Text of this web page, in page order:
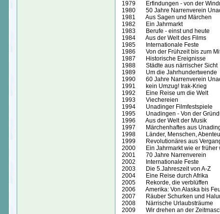
1979 Erfindungen - von der
1980 50 Jahre Narrenverein
1981 Aus Sagen und Märchen
1982 Ein Jahrmarkt
1983 Berufe - einst und heute
1984 Aus der Welt des Films
1985 Internationale Feste
1986 Von der Frühzeit bis zum
1987 Historische Ereignisse
1988 Städte aus närrischer Sicht
1989 Um die Jahrhundertwende
1990 60 Jahre Narrenverein
1991 kein Umzug! Irak-Krieg
1992 Eine Reise um die Welt
1993 Viechereien
1994 Unadinger Filmfestspiele
1995 Unadingen - Von der
1996 Aus der Welt der Musik
1997 Märchenhaftes aus
1998 Länder, Menschen,
1999 Revolutionäres aus
2000 Ein Jahrmarkt wie er früher
2001 70 Jahre Narrenverein
2002 Internationale Feste
2003 Die 5.Jahreszeit von A-Z
2004 Eine Reise durch Afrika
2005 Rekorde, die verblüffen
2006 Amerika: Von Alaska bis
2007 Räuber Schurken und
2008 Närrische Urlaubsträume
2009 Wir drehen an der